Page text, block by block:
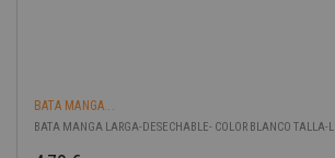
BATA MANGA...
BATA MANGA LARGA-DESECHABLE- COLOR BLANCO TALLA-L